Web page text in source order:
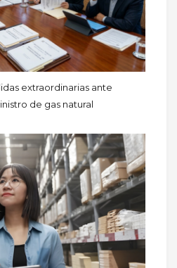
extraordinarias ante
de gas natural